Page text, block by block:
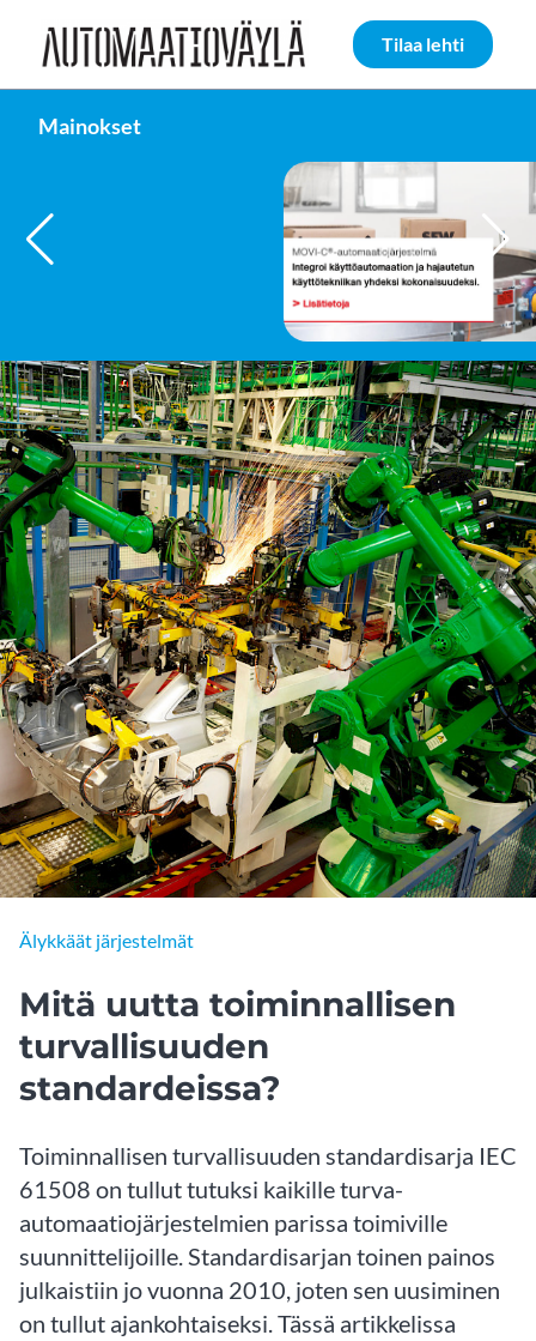
Siirry sivun sisältöön
Tilaa lehti
Mainokset
FAULHABER GROUP
Älykkäät järjestelmät
Mitä uutta toiminnallisen
turvallisuuden
standardeissa?
Toiminnallisen turvallisuuden standardisarja IEC
61508 on tullut tutuksi kaikille turva-
automaatiojärjestelmien parissa toimiville
suunnittelijoille. Standardisarjan toinen painos
julkaistiin jo vuonna 2010, joten sen uusiminen
on tullut ajankohtaiseksi. Tässä artikkelissa